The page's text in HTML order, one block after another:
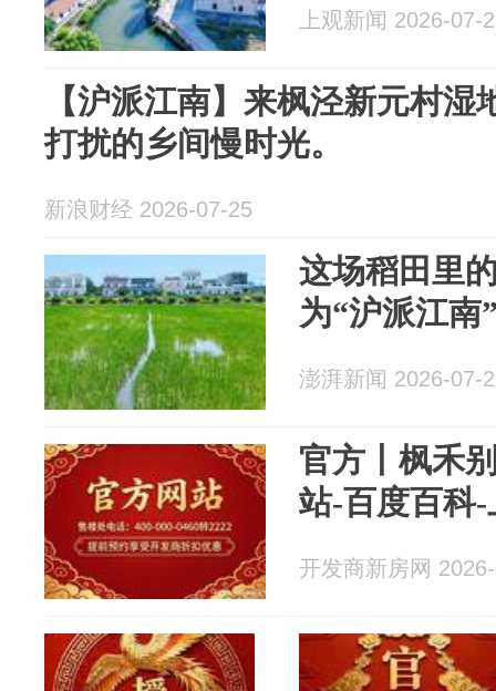
上观新闻 2026-07-
【沪派江南】来枫泾新元村
打扰的乡间慢时光。
新浪财经 2026-07-25
这场稻田里
为“沪派江南
澎湃新闻 2026-07-
官方丨枫禾
站-百度百科
开发商新房网